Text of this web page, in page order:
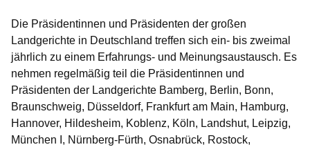
Die Präsidentinnen und Präsidenten der großen
Landgerichte in Deutschland treffen sich ein- bis zweimal
jährlich zu einem Erfahrungs- und Meinungsaustausch. Es
nehmen regelmäßig teil die Präsidentinnen und
Präsidenten der Landgerichte Bamberg, Berlin, Bonn,
Braunschweig, Düsseldorf, Frankfurt am Main, Hamburg,
Hannover, Hildesheim, Koblenz, Köln, Landshut, Leipzig,
München I, Nürnberg-Fürth, Osnabrück, Rostock,